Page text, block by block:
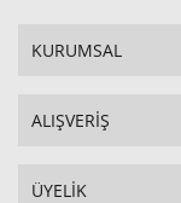
KURUMSAL
ALIŞVERİŞ
ÜYELİK